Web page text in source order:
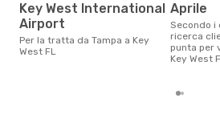
Key West International
Airport
Per la tratta da Tampa a Key
West FL
aprile
Secondo i dati della nostra
ricerca
punta per
Key West